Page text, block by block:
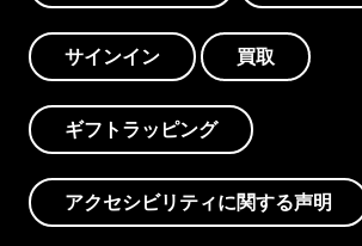
サインイン 買取
ギフトラッピング
アクセシビリティに関する声明